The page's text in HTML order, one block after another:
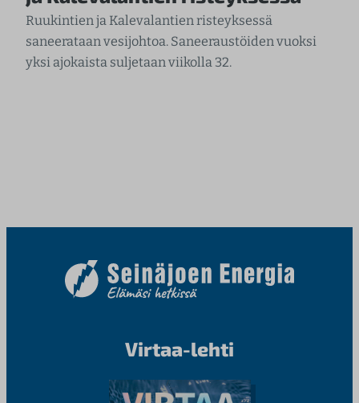
Ruukintien ja Kalevalantien risteyksessä
saneerataan vesijohtoa. Saneeraustöiden vuoksi
yksi ajokaista suljetaan viikolla 32.
Virtaa-lehti